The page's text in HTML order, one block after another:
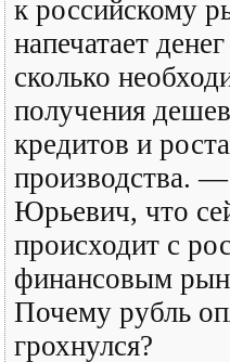
к российскому
напечатает
сколько
получения
кредитов и роста
производства.
Юрьевич, что
происходит с
финансовым
Почему рубль
грохнулся?